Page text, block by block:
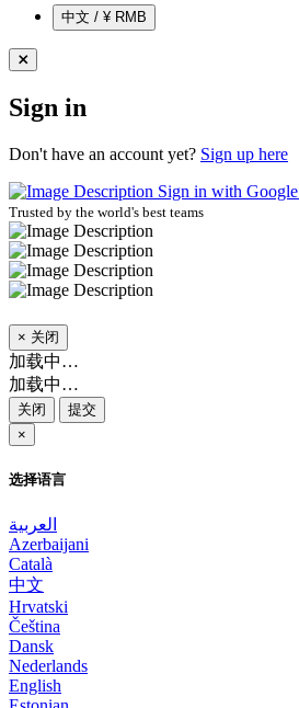
中文 / ¥ RMB
Sign in
Don't have an account yet? Sign up here
Sign in with Google
Trusted by the world's best teams
× 关闭
加载中…
加载中…
关闭
提交
×
选择语言
العربية
Azerbaijani
Català
中文
Hrvatski
Čeština
Dansk
Nederlands
English